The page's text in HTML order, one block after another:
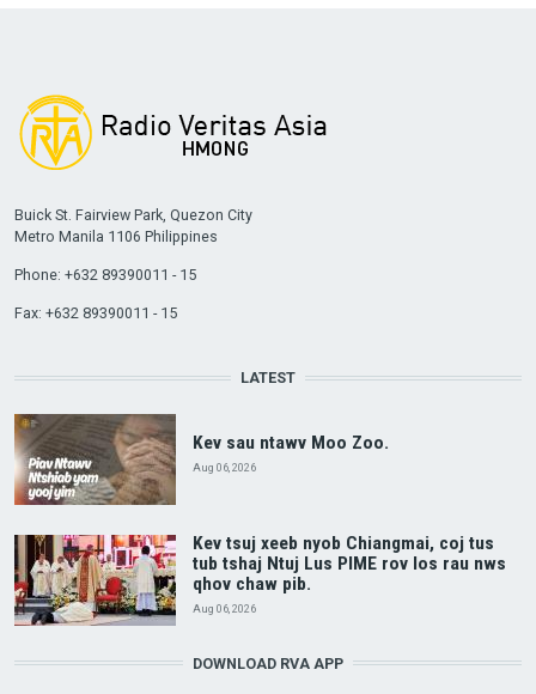
Buick St. Fairview Park, Quezon City
Metro Manila 1106 Philippines
Phone: +632 89390011 - 15
Fax: +632 89390011 - 15
LATEST
Kev sau ntawv Moo Zoo.
Aug 06, 2026
Kev tsuj xeeb nyob Chiangmai, coj tus
tub tshaj Ntuj Lus PIME rov los rau nws
qhov chaw pib.
Aug 06, 2026
DOWNLOAD RVA APP